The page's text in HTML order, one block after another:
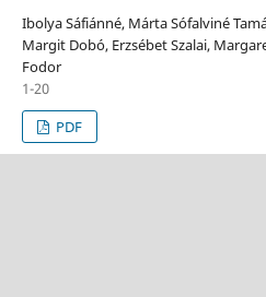
Ibolya Sáfiánné, Márta Sófalviné
Margit Dobó, Erzsébet Szalai,
Fodor
1-20
PDF